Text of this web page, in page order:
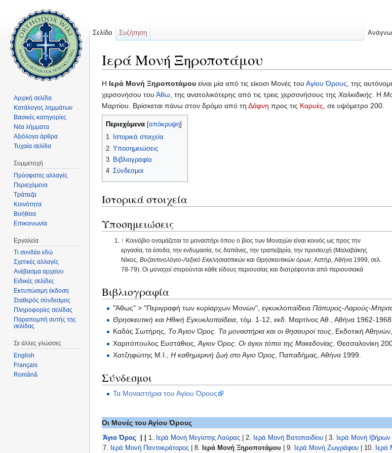
Ιερά Μονή Ξηροποτάμου
Η Ιερά Μονή Ξηροποτάμου είναι μία από τις είκοσι Μονές του Αγίου Όρους, της
χερσονήσου του Άθω, της ανατολικότερης από τις τρεις χερσονήσους της Χαλκιδικής. Η
Μαρτίου. Βρίσκεται πάνω στον δρόμο από τη Δάφνη προς τις Καρυές, σε υψόμετρο 200.
Περιεχόμενα απόκρυψη
1
Ιστορικά στοιχεία
2 Υποσημειώσεις
3 Βιβλιογραφία
4 Σύνδεσμοι
Ιστορικά στοιχεία
Υποσημειώσεις
↑ Κοινόβιο ονομάζεται το μοναστήρι όπου ο βίος των Μοναχών είναι κοινός ως προς την
εργασία, τα έσοδα, την ενδυμασία, τις δαπάνες, την τραπεζαρία, την προσευχή (Μαλαβάκης
Νίκος,Βυζαντινολόγιο-Λεξικό Εκκλησιαστικών και Θρησκευτικών όρων, Αστήρ, Αθήνα 1999, σελ.
78-79). Οι μοναχοί στερούνται κάθε είδους περιουσίας και διατρέφονται από περιουσιακά
Βιβλιογραφία
"Άθως" > "Περιγραφή των κυρίαρχων Μονών", εγκυκλοπαίδειαΠάπυρος-Λαρούς-
Θρησκευτική και Ηθική Εγκυκλοπαίδεια , τόμ. 1-12, εκδ. Μαρτίνος Αθ., Αθήνα 1962-1968
Καδάς Σωτήρης, Το Άγιον Όρος. Τα μοναστήρια και οι θησαυροί τους, Εκδοτική
Χαριτόπουλος Ευστάθιος,Άγιον Όρος. Οι άγιοι τόποι της Μακεδονίας , Θεσσαλονίκη
Χατζηφώτης Μ.Ι.,Η καθημερινή ζωή στο Άγιο Όρος , Παπαδήμας, Αθήνα 1999.
Σύνδεσμοι
Τα Μοναστήρια του Αγίου Όρους
Οι Μονές του Αγίου Όρους
Άγιο Όρος 1. Ιερά Μονή Μεγίστης Λαύρας | 2. Ιερά Μονή Βατοπαιδίου | 3. Ιερά Μονή Ιβήρων
7.
Ιερά Μονή Παντοκράτορος | 8. Ιερά Μονή Ξηροποτάμου | 9. Ιερά Μονή Ζωγράφου | 10. Ιερά
Σελίδα Συζήτηση
Αρχική σελίδα
Κατάλογος λημμάτων
Βασικές κατηγορίες
Νέα λήμματα
Αξιόλογα άρθρα
Τυχαία σελίδα
Συμμετοχή
Πρόσφατες αλλαγές
Περιεχόμενα
Τράπεζα
Κοινότητα
Βοήθεια
Επικοινωνία
Εργαλεία
Τι συνδέει εδώ
Σχετικές αλλαγές
Ανέβασμα αρχείου
Ειδικές σελίδες
Εκτυπώσιμη έκδοση
Σταθερός σύνδεσμος
Πληροφορίες σελίδας
Παραπομπή αυτής της
σελίδας
Σε άλλες γλώσσες
English
Français
Română